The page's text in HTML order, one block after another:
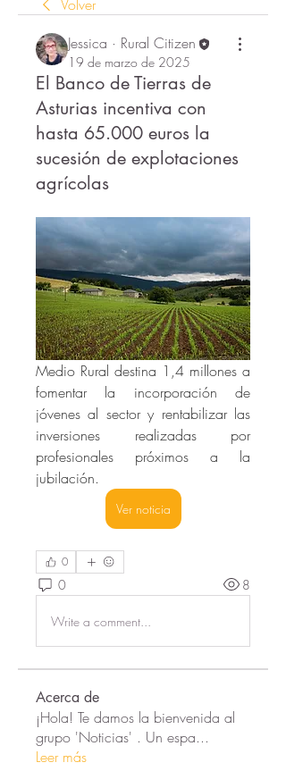
Volver
Jessica · Rural Citizen
19 de marzo de 2025
El Banco de Tierras de
Asturias incentiva con
hasta 65.000 euros la
sucesión de explotaciones
agrícolas
Medio Rural destina 1,4 millones a
fomentar la incorporación de
jóvenes al sector y rentabilizar las
inversiones realizadas por
profesionales próximos a la
jubilación.
Ver noticia
0
0 8
Write a comment...
Acerca de
¡Hola! Te damos la bienvenida al
grupo 'Noticias' . Un espa...
Leer más